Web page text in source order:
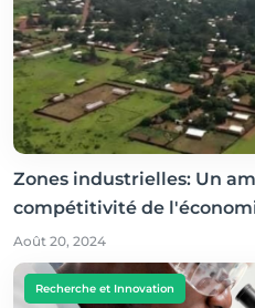
Zones industrielles: Un
compétitivité de
Août 20, 2024
Recherche et Innovation